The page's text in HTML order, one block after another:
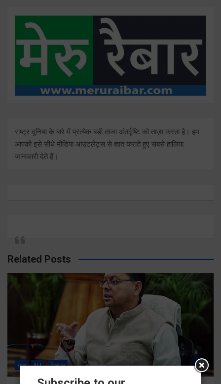
राष्ट्र दुनिया के बारे में प्रत्येक बड़ी ताजा अंतर्दृष्टि को ताज़ा करता है। हम
आपको इसे सीधे मीडिया आउटलेट्स से ज्ञात कराते हुए सबसे हालिया
जानकारी देते हैं।
Related Posts
राज्य ALL देहरादून